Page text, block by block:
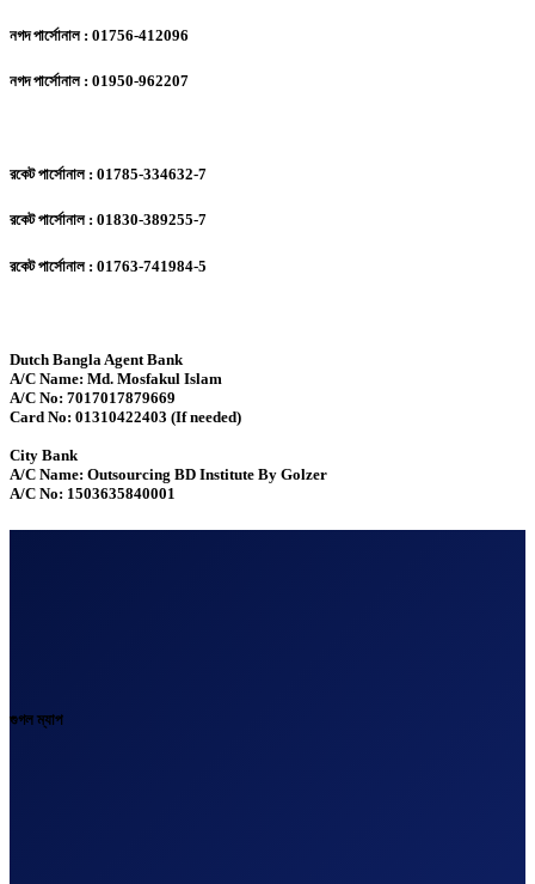
নগদ পার্সোনাল : 01756-412096
নগদ পার্সোনাল : 01950-962207
রকেট পার্সোনাল : 01785-334632-7
রকেট পার্সোনাল : 01830-389255-7
রকেট পার্সোনাল : 01763-741984-5
Dutch Bangla Agent Bank
A/C Name: Md. Mosfakul Islam
A/C No: 7017017879669
Card No: 01310422403 (If needed)
City Bank
A/C Name: Outsourcing BD Institute By Golzer
A/C No: 1503635840001
গুগল ম্যাপ